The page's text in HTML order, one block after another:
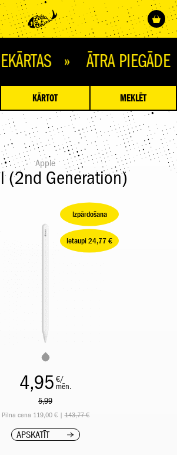
» ĀTRA PIEGĀDE
KĀRTOT MEKLĒT
Apple
(2nd Generation)
Izpārdošana
Ietaupi 24,77 €
4,95 €/
mēn.
5,99
Pilna cena 119,00 € |143,77 €
APSKATĪT